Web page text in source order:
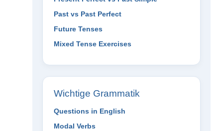
Past vs Past Perfect
Future Tenses
Mixed Tense Exercises
Wichtige Grammatik
Questions in English
Modal Verbs